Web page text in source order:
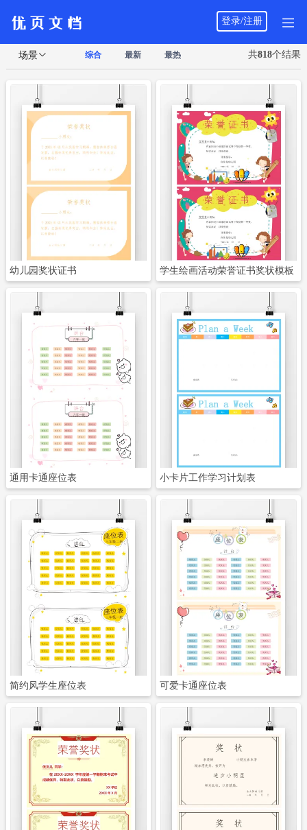
登录/注册
场景 综合 最新 最热 共818个结果
幼儿园奖状证书 学生绘画活动荣誉证书奖状模板
通用卡通座位表
立即下载
小卡片工作学习计划表
立即下载
简约风学生座位表
立即下载
可爱卡通座位表
立即下载 立即下载
立即下载 立即下载